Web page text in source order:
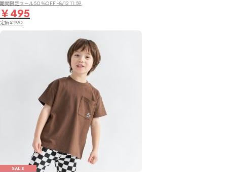
期間限定セール50％OFF~8/12 11:59
￥495
定価￥990
SALE